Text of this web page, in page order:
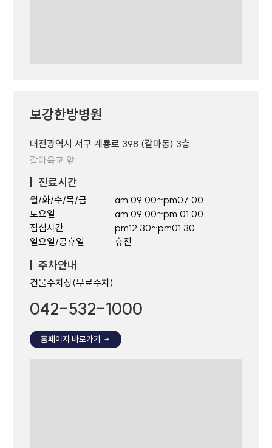
보강한방병원
대전광역시 서구 계룡로 398 (갈마동) 3층
갈마육교 앞
진료시간
월/화/수/목/금
토요일
점심시간
일요일/공휴일
am 09:00~pm07:00
am 09:00~pm 01:00
pm12:30~pm01:30
휴진
주차안내
건물주차장(무료주차)
042-532-1000
홈페이지 바로가기